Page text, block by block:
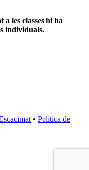
les classes hi ha
individuals.
• Política de